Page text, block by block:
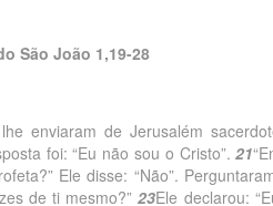
São João 1,19-28
enviaram de Jerusalém
foi: “Eu não sou o Cristo”.21
Ele disse: “Não”.
de ti mesmo?”23Ele declarou: